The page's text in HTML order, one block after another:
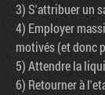
3) S'attribuer un
4) Employer
motivés (et donc
5) Attendre la
6) Retourner à